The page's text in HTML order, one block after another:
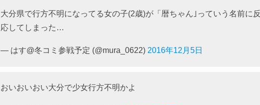
大分県で行方不明になってる女の子(2歳)が「暦ちゃん｣っていう名前に反
応してしまった…
— はす@冬コミ参戦予定 (@mura_0622) 2016年12月5日
おいおいおい大分で少女行方不明かよ